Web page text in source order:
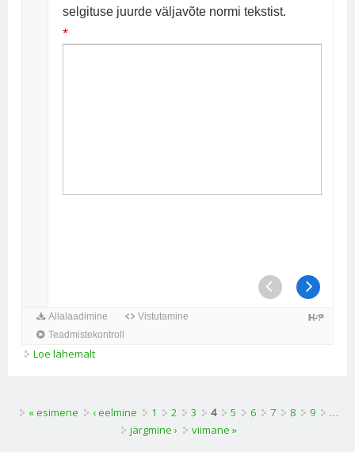
Loe lähemalt
Lehed
« esimene ‹ eelmine 1 2 3 4 5 6 7 8 9
…
järgmine ›
viimane »